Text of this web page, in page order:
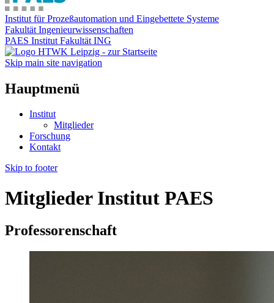
Institut für Prozeßautomation und Eingebettete Systeme
Fakultät Ingenieurwissenschaften
PAES Institut Fakultät ING
Skip main site navigation
Hauptmenü
Institut
Mitglieder
Forschung
Kontakt
Skip to footer
Mitglieder Institut PAES
Professorenschaft